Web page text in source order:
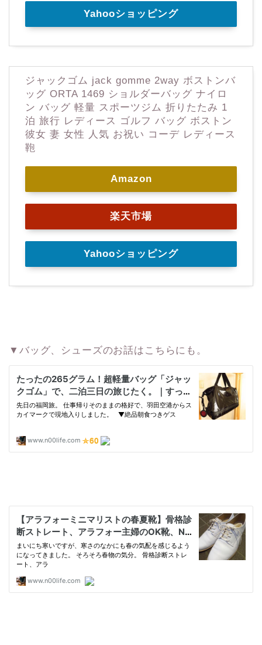
Yahooショッピング
ジャックゴム jack gomme 2way ボストンバ
ッグ ORTA 1469 ショルダーバッグ ナイロ
ン バッグ 軽量 スポーツジム 折りたたみ 1
泊 旅行 レディース ゴルフ バッグ ボストン
彼女 妻 女性 人気 お祝い コーデ レディース
鞄
Amazon
楽天市場
Yahooショッピング
▼バッグ、シューズのお話はこちらにも。